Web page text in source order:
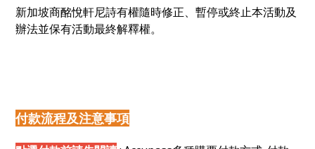
新加坡商酩悅軒尼詩有權隨時修正、暫停或終止本活動及
辦法並保有活動最終解釋權。
付款流程及注意事項